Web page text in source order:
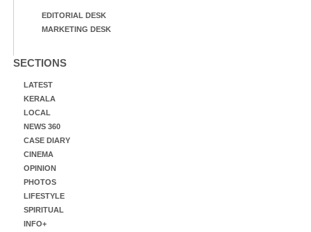
EDITORIAL DESK
MARKETING DESK
SECTIONS
LATEST
KERALA
LOCAL
NEWS 360
CASE DIARY
CINEMA
OPINION
PHOTOS
LIFESTYLE
SPIRITUAL
INFO+